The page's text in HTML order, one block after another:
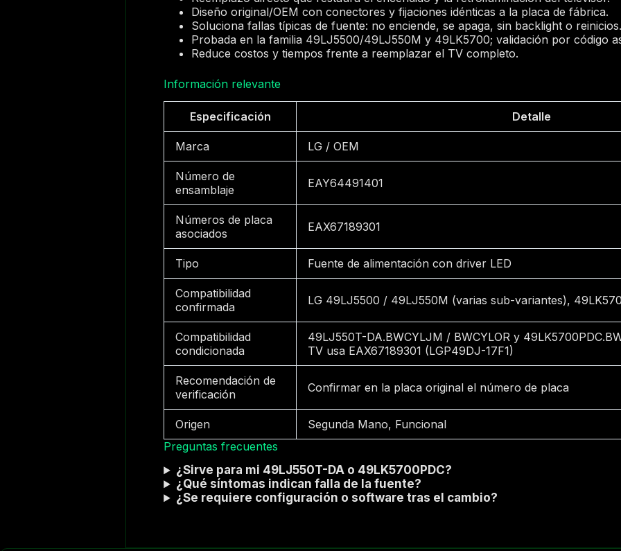
Diseño original/OEM con conectores y fijaciones idénticas a la placa de fábrica.
Soluciona fallas típicas de fuente: no enciende, se apaga, sin backlight o reinicios.
Probada en la familia 49LJ5500/49LJ550M y 49LK5700; validación por código
Reduce costos y tiempos frente a reemplazar el TV completo.
Información relevante
Especificación Detalle
Marca LG / OEM
Número de
ensamblaje
EAY64491401
Números de placa
asociados
EAX67189301
Tipo Fuente de alimentación con driver LED
Compatibilidad
confirmada
LG 49LJ5500 / 49LJ550M (varias sub-variantes),
Compatibilidad
condicionada
49LJ550T-DA.BWCYLJM / BWCYLOR y
TV usa EAX67189301 (LGP49DJ-17F1)
Recomendación de
verificación
Confirmar en la placa original el número de placa
Origen
Segunda Mano, Funcional
Preguntas frecuentes
¿Sirve para mi 49LJ550T-DA o 49LK5700PDC?
¿Qué síntomas indican falla de la fuente?
¿Se requiere configuración o software tras el cambio?